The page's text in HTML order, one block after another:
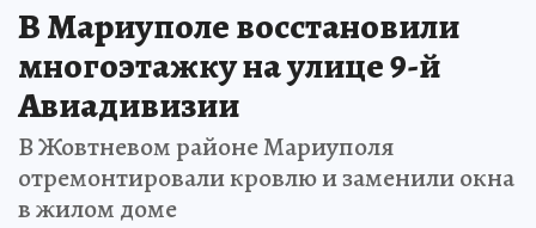
В Мариуполе восстановили
многоэтажку на улице 9-й
Авиадивизии
В Жовтневом районе Мариуполя
отремонтировали кровлю и заменили окна
в жилом доме